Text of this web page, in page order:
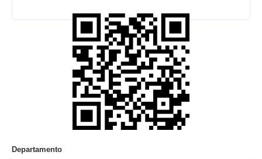
Departamento